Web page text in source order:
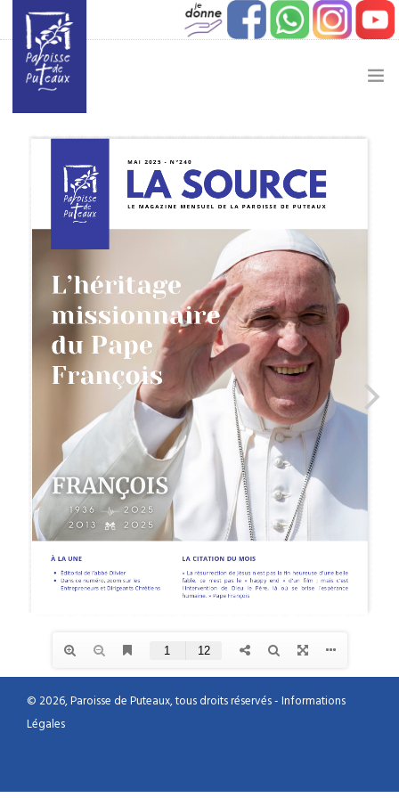
JE SOUHAITE…
ACTUALITÉ
JEUNESSE
VIE PAROISSIALE
© 2026, Paroisse de Puteaux, tous droits réservés -Informations
Légales